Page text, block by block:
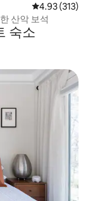
평점 4.93점(5
4.93 (313)
산악 보석
숙소